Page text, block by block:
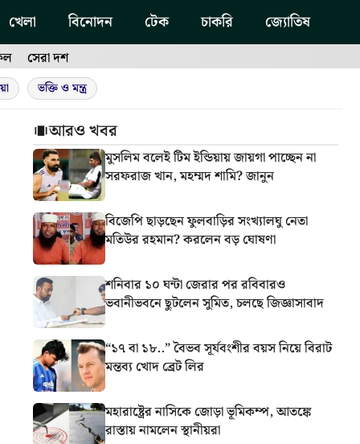
খেলা বিনোদন টেক চাকরি জ্যোতিষ
সেরা দশ
ভক্তি ও মন্ত্র
আরও খবর
মুসলিম বলেই টিম ইন্ডিয়ায় জায়গা পাচ্ছেন না
সরফরাজ খান, মহম্মদ শামি? জানুন
বিজেপি ছাড়ছেন ফুলবাড়ির সংখ্যালঘু নেতা
মতিউর রহমান? করলেন বড় ঘোষণা
শনিবার ১০ ঘন্টা জেরার পর রবিবারও
ভবানীভবনে ছুটলেন সুমিত, চলছে জিজ্ঞাসাবাদ
“১৭ বা ১৮..” বৈভব সূর্যবংশীর বয়স নিয়ে বিরাট
মন্তব্য খোদ ব্রেট লির
মহারাষ্ট্রের নাসিকে জোড়া ভূমিকম্প, আতঙ্কে
রাস্তায় নামলেন স্থানীয়রা